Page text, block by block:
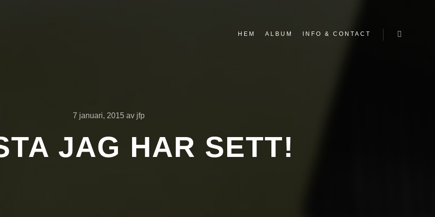
HEM ALBUM INFO & CONTACT
7 januari, 2015 av jfp
JAG HAR SETT!